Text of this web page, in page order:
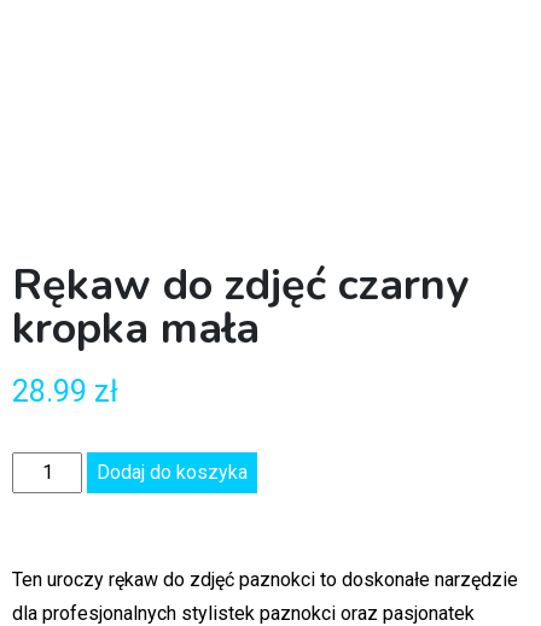
Rękaw do zdjęć czarny
kropka mała
28.99 zł
Dodaj do koszyka
Ten uroczy rękaw do zdjęć paznokci to doskonałe narzędzie
dla profesjonalnych stylistek paznokci oraz pasjonatek